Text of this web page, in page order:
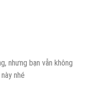
nhưng bạn vẫn không
nhé